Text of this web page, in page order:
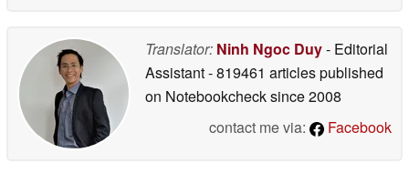
Translator: Ninh Ngoc Duy- Editorial
Assistant- 819461 articles published
on Notebookchecksince 2008
contact me via:
Facebook